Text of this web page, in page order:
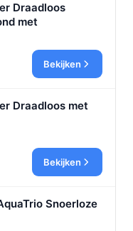
Draadloos
met
Bekijken
Draadloos met
Bekijken
Snoerloze